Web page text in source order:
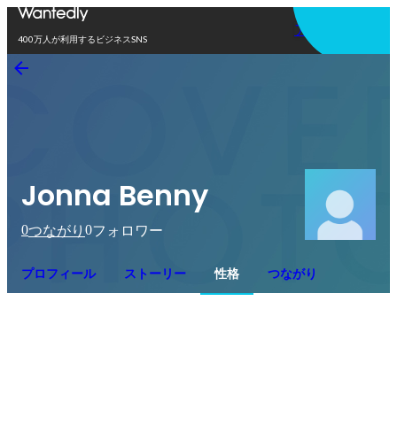
400万人が利用するビジネスSNS
アプリを使う
Jonna Benny
0つながり 0フォロワー
プロフィール ストーリー 性格 つながり